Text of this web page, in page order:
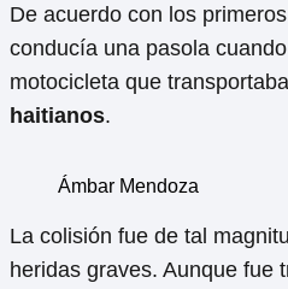
De acuerdo con los
conducía una pasola
motocicleta que
haitianos.
Ámbar Mendoza
La colisión fue de tal
heridas graves. Aunque fue